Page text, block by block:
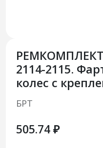
РЕМКОМПЛЕКТ
2114-2115.
колес с
БРТ
505.74 ₽